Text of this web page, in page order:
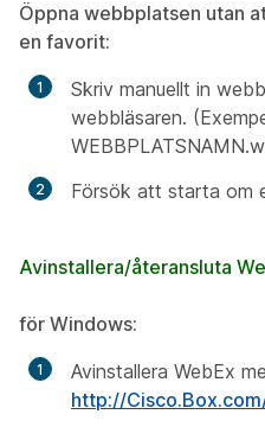
Öppna webbplatsen utan
en favorit:
Skriv manuellt in
webbläsaren.
Försök att starta om
Avinstallera/återansluta
för Windows:
Avinstallera WebEx
http://